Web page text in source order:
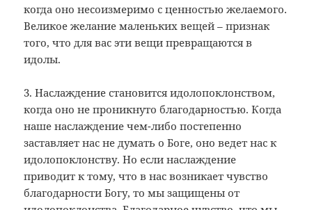
когда оно несоизмеримо с ценностью желаемого.
Великое желание маленьких вещей – признак
того, что для вас эти вещи превращаются в
идолы.
3. Наслаждение становится идолопоклонством,
когда оно не проникнуто благодарностью. Когда
наше наслаждение чем-либо постепенно
заставляет нас не думать о Боге, оно ведет нас к
идолопоклонству. Но если наслаждение
приводит к тому, что в нас возникает чувство
благодарности Богу, то мы защищены от